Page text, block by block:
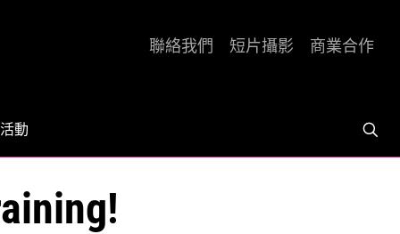
活動
聯絡我們 短片攝影 商業合作